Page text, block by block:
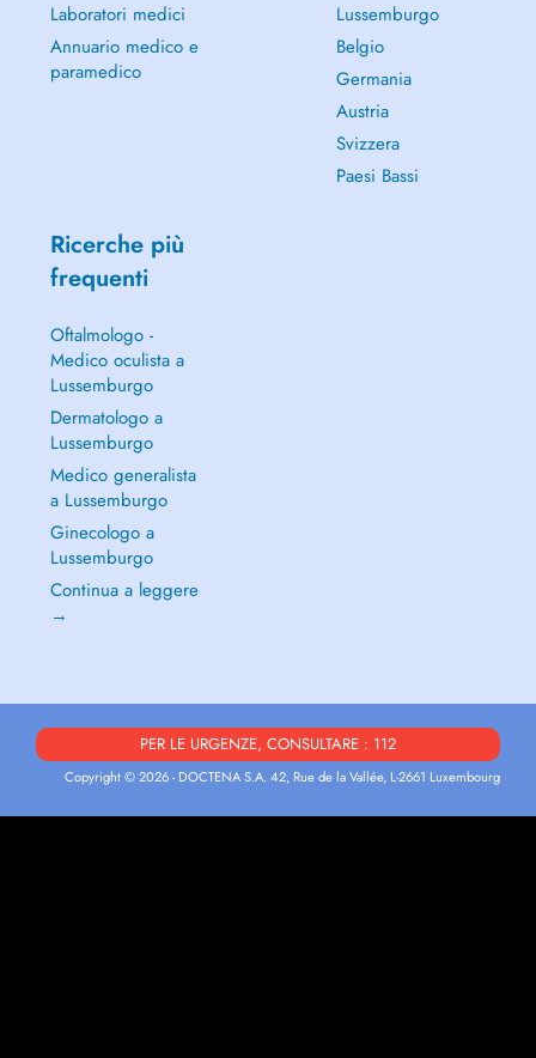
Laboratori medici
Annuario medico e
paramedico
Lussemburgo
Belgio
Germania
Austria
Svizzera
Paesi Bassi
Ricerche più
frequenti
Oftalmologo -
Medico oculista a
Lussemburgo
Dermatologo a
Lussemburgo
Medico generalista
a Lussemburgo
Ginecologo a
Lussemburgo
Continua a leggere
→
PER LE URGENZE, CONSULTARE : 112
Copyright © 2026 - DOCTENA S.A. 42, Rue de la Vallée, L-2661 Luxembourg